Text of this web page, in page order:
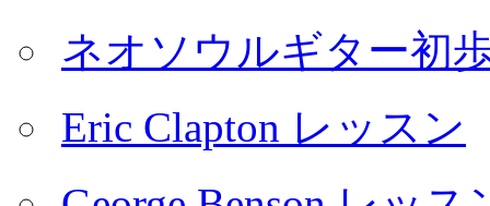
ネオソウルギター初
Eric Clapton レッスン